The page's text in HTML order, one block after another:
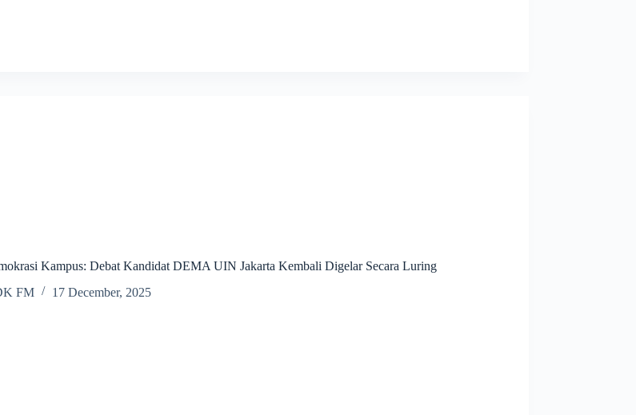
Kampus: Debat Kandidat DEMA UIN Jakarta Kembali Digelar Secara Luring
FM
17 December, 2025